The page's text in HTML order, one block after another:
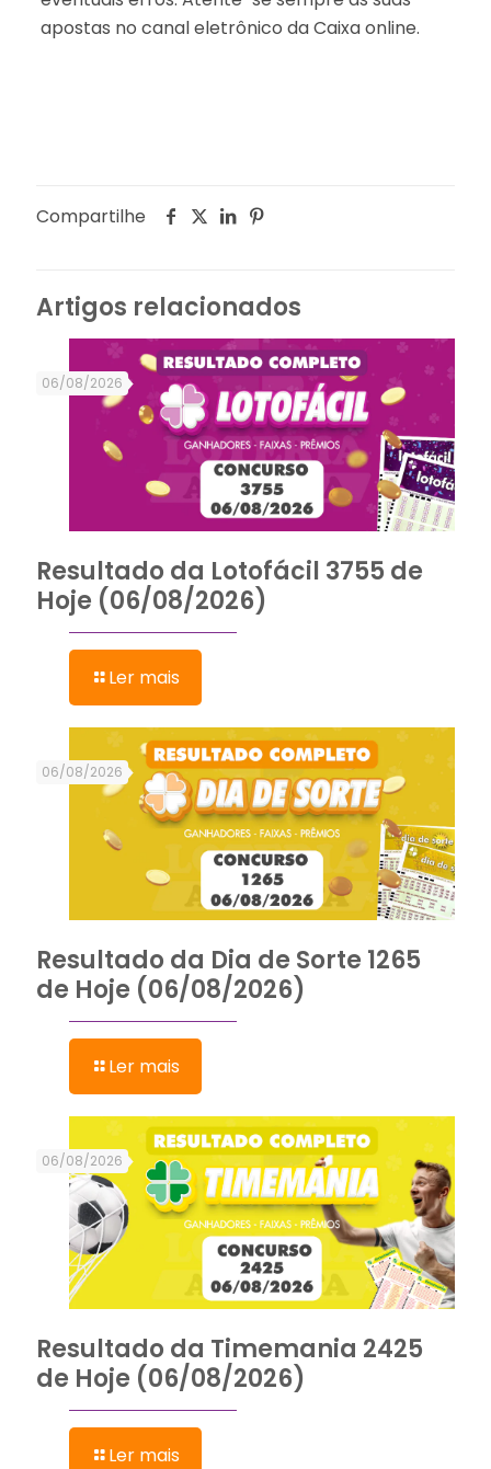
apostas no canal eletrônico da Caixa online.
Compartilhe
Artigos relacionados
06/08/2026
Resultado da Lotofácil 3755 de
Hoje (06/08/2026)
Ler mais
06/08/2026
Resultado da Dia de Sorte 1265
de Hoje (06/08/2026)
Ler mais
06/08/2026
Resultado da Timemania 2425
de Hoje (06/08/2026)
Ler mais